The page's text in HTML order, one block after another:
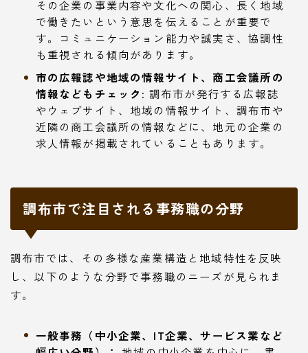
その企業の事業内容や文化への関心、長く地域
で働きたいという意思を伝えることが重要で
す。コミュニケーション能力や誠実さ、協調性
も重視される傾向があります。
市の広報誌や地域の情報サイト、商工会議所の
情報などもチェック: 調布市が発行する広報誌
やウェブサイト、地域の情報サイト、調布市や
近隣の商工会議所の情報などに、地元の企業の
求人情報が掲載されていることもあります。
調布市で注目される事務職の分野
調布市では、その多様な産業構造と地域特性を反映
し、以下のような分野で事務職のニーズが見られま
す。
一般事務（中小企業、IT企業、サービス業など